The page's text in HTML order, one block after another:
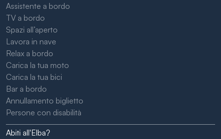
Assistente a bordo
TV a bordo
Spazi all’aperto
Lavora in nave
Relax a bordo
Carica la tua moto
Carica la tua bici
Bar a bordo
Annullamento biglietto
Persone con disabilità
Abiti all'Elba?